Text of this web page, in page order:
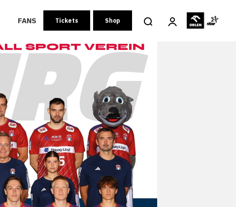
FANS Tickets Shop